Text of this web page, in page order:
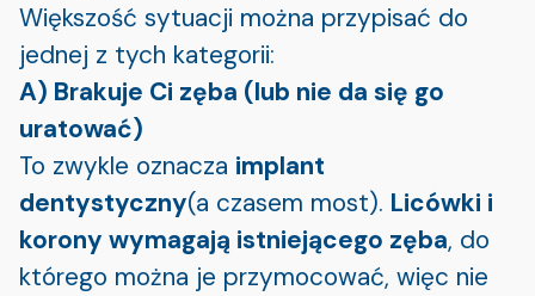
Większość sytuacji można przypisać do
jednej z tych kategorii:
A) Brakuje Ci zęba (lub nie da się go
uratować)
To zwykle oznacza implant
dentystyczny(a czasem most). Licówki i
korony wymagają istniejącego zęba, do
którego można je przymocować, więc nie